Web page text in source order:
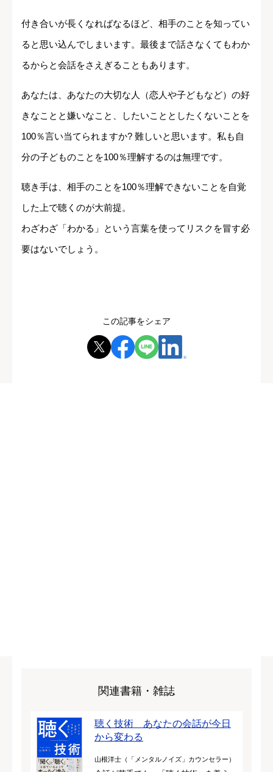
付き合いが長くなればなるほど、相手のことを知ってい
ると思い込んでしまいます。最後まで話さなくてもわか
るからと会話をさえぎることもあります。
あなたは、あなたの大切な人（恋人や子どもなど）の好
きなことと嫌いなこと、したいこととしたくないことを
100％言い当てられますか? 難しいと思います。私も自
分の子どものことを100％理解するのは無理です。
聴き手は、相手のことを100％理解できないことを自覚
した上で聴くのが大前提。
わざわざ「わかる」という言葉を使ってリスクを冒す必
要はないでしょう。
この記事をシェア
関連書籍・雑誌
聴く技術 あなたの会話が今日
から変わる
山根洋士（「メンタルノイズ」カウンセラー）